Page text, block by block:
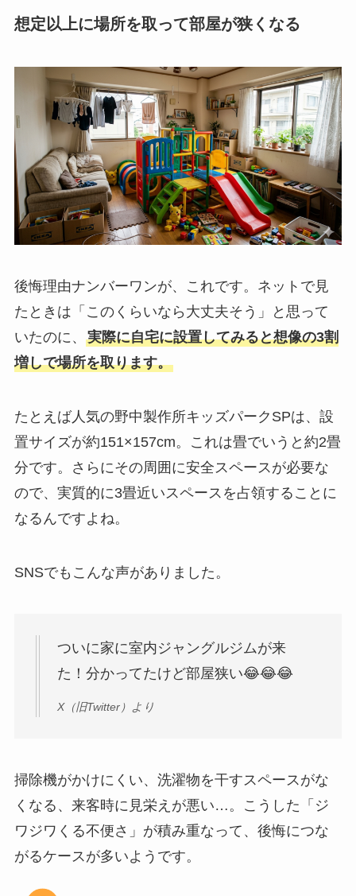
想定以上に場所を取って部屋が狭くなる
後悔理由ナンバーワンが、これです。ネットで見
たときは「このくらいなら大丈夫そう」と思って
いたのに、 実際に自宅に設置してみると想像の3割
増しで場所を取ります。
たとえば人気の野中製作所キッズパークSPは、設
置サイズが約151×157cm。これは畳でいうと約2畳
分です。さらにその周囲に安全スペースが必要な
ので、実質的に3畳近いスペースを占領することに
なるんですよね。
SNSでもこんな声がありました。
ついに家に室内ジャングルジムが来
た！分かってたけど部屋狭い😂😂😂
X（旧Twitter）より
掃除機がかけにくい、洗濯物を干すスペースがな
くなる、来客時に見栄えが悪い…。こうした「ジ
ワジワくる不便さ」が積み重なって、後悔につな
がるケースが多いようです。